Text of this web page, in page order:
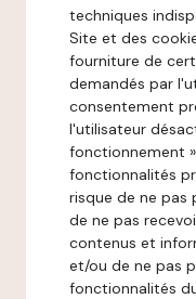
techniques
Site et des
fourniture de
demandés par
consentement
l'utilisateur
fonctionnement
fonctionnalités
risque de ne pas
de ne pas
contenus et
et/ou de ne pas
fonctionnalités